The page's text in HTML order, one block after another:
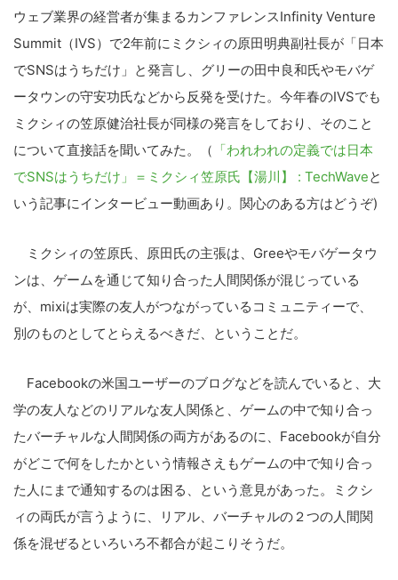
ウェブ業界の経営者が集まるカンファレンスInfinity Venture
Summit（IVS）で2年前にミクシィの原田明典副社長が「日本
でSNSはうちだけ」と発言し、グリーの田中良和氏やモバゲ
ータウンの守安功氏などから反発を受けた。今年春のIVSでも
ミクシィの笠原健治社長が同様の発言をしており、そのこと
について直接話を聞いてみた。（ 「われわれの定義では日本
でSNSはうちだけ」＝ミクシィ笠原氏【湯川】 : TechWaveと
いう記事にインタービュー動画あり。関心のある方はどうぞ)
ミクシィの笠原氏、原田氏の主張は、Greeやモバゲータウ
ンは、ゲームを通じて知り合った人間関係が混じっている
が、mixiは実際の友人がつながっているコミュニティーで、
別のものとしてとらえるべきだ、ということだ。
Facebookの米国ユーザーのブログなどを読んでいると、大
学の友人などのリアルな友人関係と、ゲームの中で知り合っ
たバーチャルな人間関係の両方があるのに、Facebookが自分
がどこで何をしたかという情報さえもゲームの中で知り合っ
た人にまで通知するのは困る、という意見があった。ミクシ
ィの両氏が言うように、リアル、バーチャルの２つの人間関
係を混ぜるといろいろ不都合が起こりそうだ。